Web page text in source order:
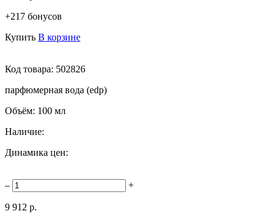
+217 бонусов
Купить В корзине
Код товара: 502826
парфюмерная вода (edp)
Объём: 100 мл
Наличие:
Динамика цен:
– +
9 912 р.